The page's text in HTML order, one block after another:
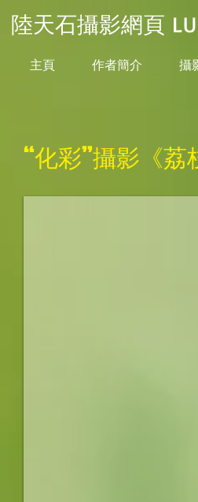
陸天石攝影網頁
主頁 作者簡介 攝
“化彩”攝影《荔